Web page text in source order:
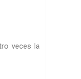
veces la